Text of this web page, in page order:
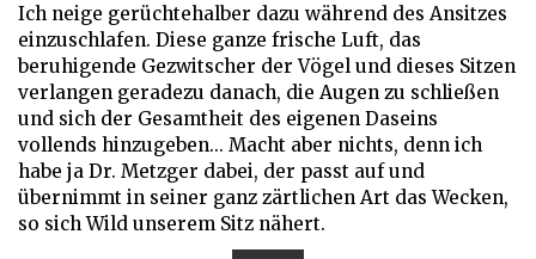
Ich neige gerüchtehalber dazu während des Ansitzes
einzuschlafen. Diese ganze frische Luft, das
beruhigende Gezwitscher der Vögel und dieses Sitzen
verlangen geradezu danach, die Augen zu schließen
und sich der Gesamtheit des eigenen Daseins
vollends hinzugeben... Macht aber nichts, denn ich
habe ja Dr. Metzger dabei, der passt auf und
übernimmt in seiner ganz zärtlichen Art das Wecken,
so sich Wild unserem Sitz nähert.